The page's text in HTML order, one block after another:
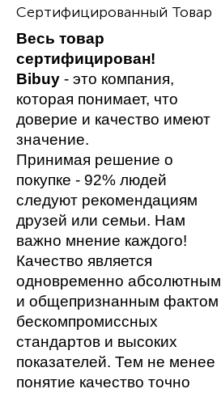
Сертифицированный Товар
Весь товар
сертифицирован!
Bibuy - это компания,
которая понимает, что
доверие и качество имеют
значение.
Принимая решение о
покупке - 92% людей
следуют рекомендациям
друзей или семьи. Нам
важно мнение каждого!
Качество является
одновременно абсолютным
и общепризнанным фактом
бескомпромиссных
стандартов и высоких
показателей. Тем не менее
понятие качество точно